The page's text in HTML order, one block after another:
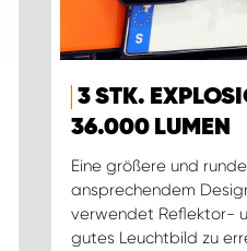
3 STK.
36.000 LUMEN
Eine größere und
ansprechendem
verwendet Reflektor-
gutes Leuchtbild zu